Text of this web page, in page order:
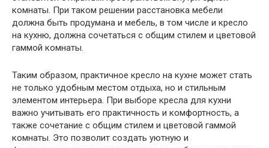
комнаты. При таком решении расстановка мебели
должна быть продумана и мебель, в том числе и кресло
на кухню, должна сочетаться с общим стилем и цветовой
гаммой комнаты.
Таким образом, практичное кресло на кухне может стать
не только удобным местом отдыха, но и стильным
элементом интерьера. При выборе кресла для кухни
важно учитывать его практичность и комфортность, а
также сочетание с общим стилем и цветовой гаммой
комнаты. Это позволит создать уютную и